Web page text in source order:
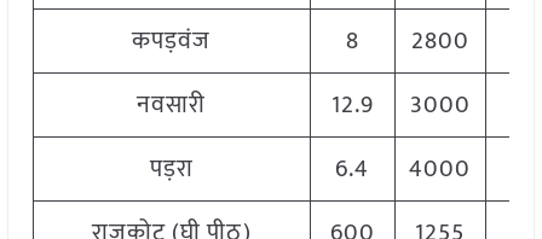
कपड़वंज
8 2800
नवसारी
12.9 3000
पड़रा
6.4 4000